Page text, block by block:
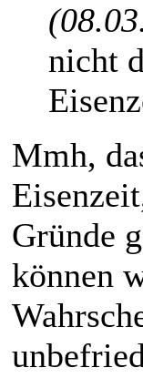
nicht
Mmh,
Gründe
können